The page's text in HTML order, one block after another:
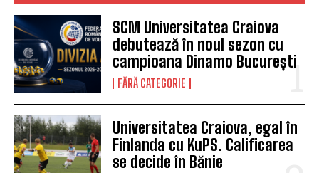
SCM Universitatea Craiova
debutează în noul sezon cu
campioana Dinamo București
FĂRĂ CATEGORIE
Universitatea Craiova, egal în
Finlanda cu KuPS. Calificarea
se decide în Bănie